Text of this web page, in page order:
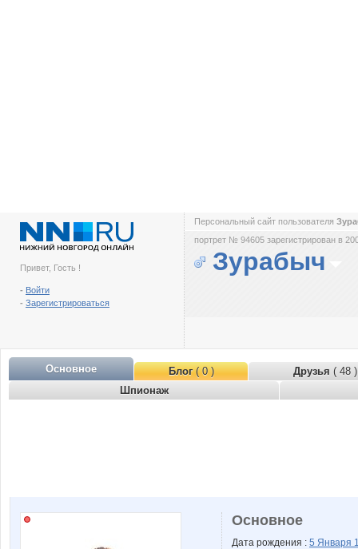
Привет, Гость !
- Войти
- Зарегистрироваться
Персональный сайт пользователя
портрет № 94605 зарегистрирован в
Зурабыч
Основное Блог( 0 ) Друзья ( 48 )
Шпионаж
Основное
Дата рождения : 5 Января